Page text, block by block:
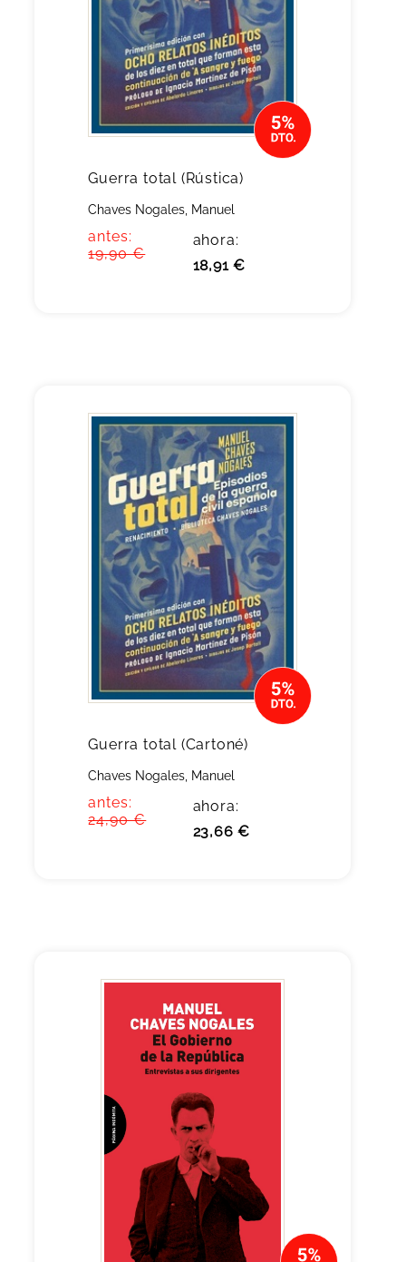
Guerra total (Rústica)
Chaves Nogales, Manuel
antes:
19,90 €
ahora:
18,91 €
Guerra total (Cartoné)
Chaves Nogales, Manuel
antes:
24,90 €
ahora:
23,66 €